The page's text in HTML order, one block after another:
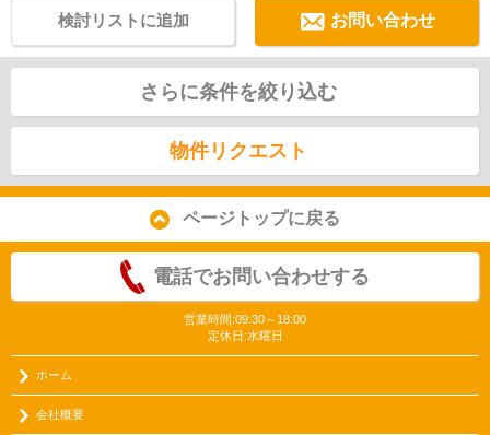
お問い合わせ
検討リストに追加
さらに条件を絞り込む
物件リクエスト
ページトップに戻る
電話でお問い合わせする
営業時間:09:30～18:00
定休日:水曜日
ホーム
会社概要